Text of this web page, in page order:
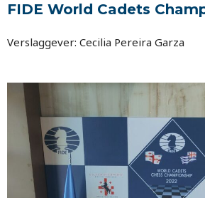
FIDE World Cadets
Verslaggever: Cecilia Pereira Garza